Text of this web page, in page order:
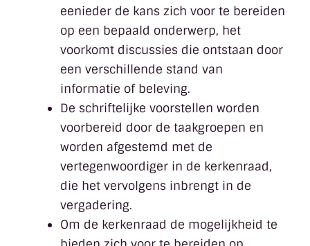
eenieder de kans zich voor te bereiden
op een bepaald onderwerp, het
voorkomt discussies die ontstaan door
een verschillende stand van
informatie of beleving.
De schriftelijke voorstellen worden
voorbereid door de taakgroepen en
worden afgestemd met de
vertegenwoordiger in de kerkenraad,
die het vervolgens inbrengt in de
vergadering.
Om de kerkenraad de mogelijkheid te